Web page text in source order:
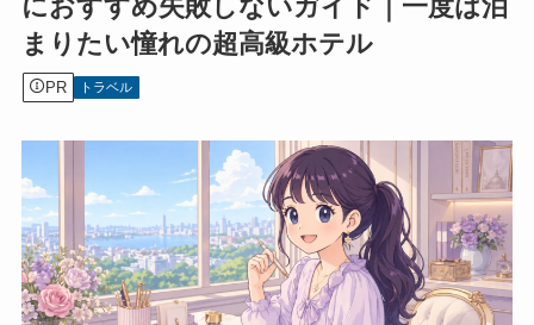
におすすめ失敗しないガイド｜一度は泊
まりたい憧れの超高級ホテル
PR トラベル